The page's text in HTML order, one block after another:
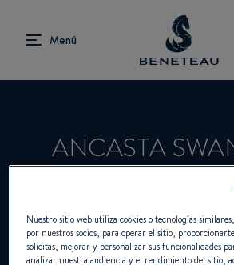
ANCASTA
Concesionario Vela,
BENETEAU
Nuestro sitio web utiliza cookies o tecnologías
por nuestros socios, para operar el sitio,
solicitas, mejorar y personalizar sus funcionalidades
analizar nuestra audiencia y el rendimiento del sitio,